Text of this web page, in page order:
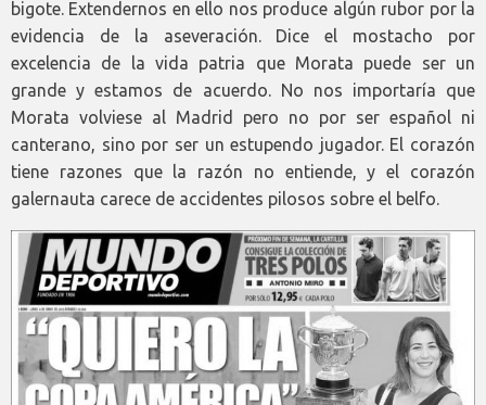
bigote. Extendernos en ello nos produce algún rubor por la
evidencia de la aseveración. Dice el mostacho por
excelencia de la vida patria que Morata puede ser un
grande y estamos de acuerdo. No nos importaría que
Morata volviese al Madrid pero no por ser español ni
canterano, sino por ser un estupendo jugador. El corazón
tiene razones que la razón no entiende, y el corazón
galernauta carece de accidentes pilosos sobre el belfo.